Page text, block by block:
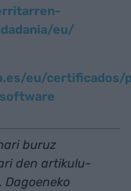
eu/
eu/certificados/
buruz
den artikulu-